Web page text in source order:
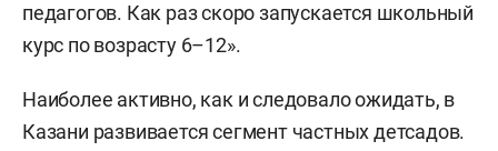
педагогов. Как раз скоро запускается школьный
курс по возрасту 6–12».
Наиболее активно, как и следовало ожидать, в
Казани развивается сегмент частных детсадов.